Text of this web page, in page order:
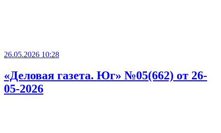
26.05.2026 10:28
«Деловая газета. Юг» №05(662) от 26-
05-2026